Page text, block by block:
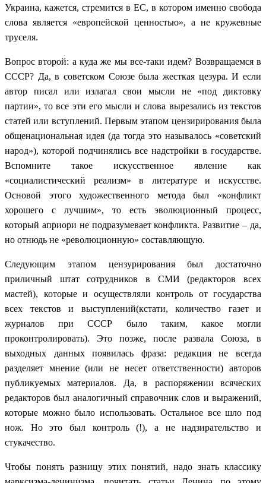
Украина, кажется, стремится в ЕС, в котором именно свобода
слова является «европейской ценностью», а не кружевные
труселя.
Вопрос второй: а куда же мы все-таки идем? Возвращаемся в
СССР? Да, в советском Союзе была жесткая цезура. И если
автор писал или излагал свои мысли не «под диктовку
партии», то все эти его мысли и слова вырезались из текстов
статей или вступлений. Первым этапом цензирирования была
общенациональная идея (да тогда это называлось «советский
народ»), которой подчинялись все надстройки в государстве.
Вспомните такое искусственное явление как
«социалистический реализм» в литературе и искусстве.
Основой этого художественного метода был «конфликт
хорошего с лучшим», то есть эволюционный процесс,
который априори не подразумевает конфликта. Развитие – да,
но отнюдь не «революционную» составляющую.
Следующим этапом цензурирования был достаточно
приличный штат сотрудников в СМИ (редакторов всех
мастей), которые и осуществляли контроль от государства
всех текстов и выступлений(кстати, количество газет и
журналов при СССР было таким, какое могли
проконтролировать). Это позже, после развала Союза, в
выходных данных появилась фраза: редакция не всегда
разделяет мнение (или не несет ответственности) авторов
публикуемых материалов. Да, в распоряжении всяческих
редакторов был аналогичный справочник слов и выражений,
которые можно было использовать. Остальное все шло под
нож. Но это был контроль (!), а не надзирательство и
стукачество.
Чтобы понять разницу этих понятий, надо знать классику